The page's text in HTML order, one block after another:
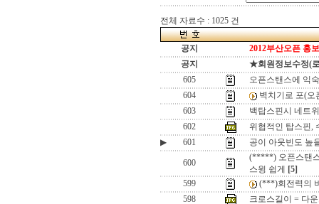
전체 자료수 : 1025 건
공지
2012부산오픈 홍
공지
★회원정보수정(
605
오픈스탠스에 익
604
벽치기로 포(오
603
백탑스핀시 네트
602
위협적인 탑스핀,
▶
601 공이 아웃빈도 높
600
(*****) 오픈스탠
스윙 쉽게
[5]
599
(***)회전력의
598
크로스길이 = 다